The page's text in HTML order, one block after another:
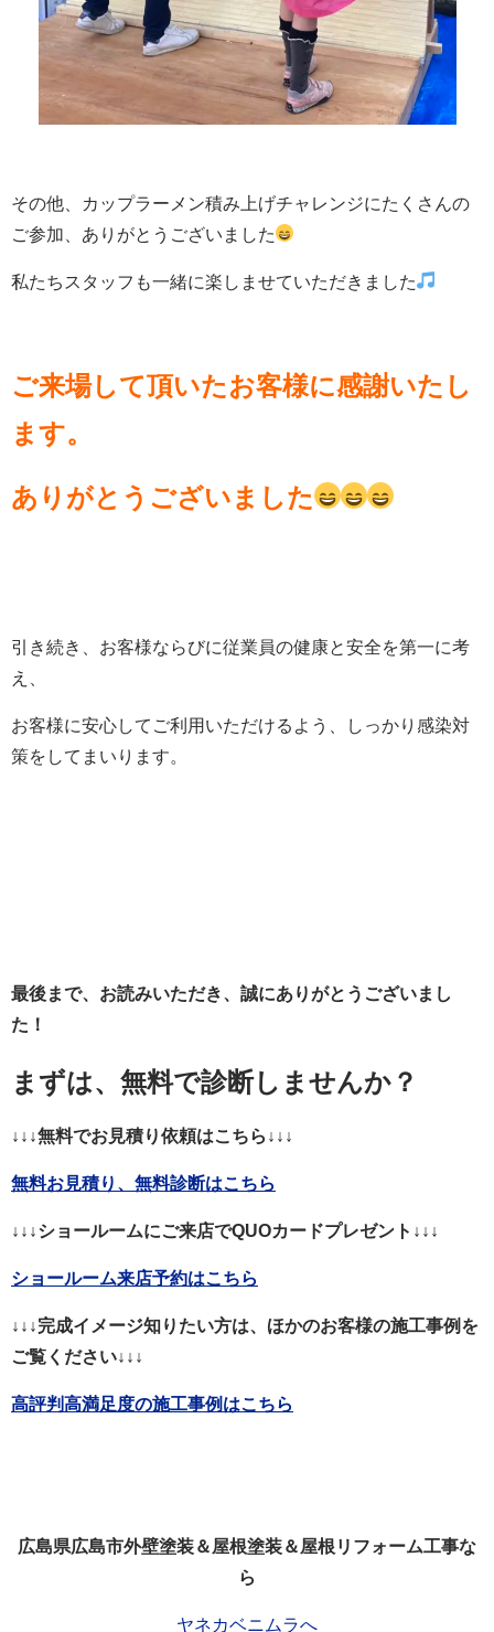
その他、カップラーメン積み上げチャレンジにたくさんの
ご参加、ありがとうございました
私たちスタッフも一緒に楽しませていただきました
ご来場して頂いたお客様に感謝いたし
ます。
ありがとうございました
引き続き、お客様ならびに従業員の健康と安全を第一に考
え、
お客様に安心してご利用いただけるよう、しっかり感染対
策をしてまいります。
最後まで、お読みいただき、誠にありがとうございまし
た！
まずは、無料で診断しませんか？
↓↓↓無料でお見積り依頼はこちら↓↓↓
無料お見積り、無料診断はこちら
↓↓↓ショールームにご来店でQUOカードプレゼント↓↓↓
ショールーム来店予約はこちら
↓↓↓完成イメージ知りたい方は、ほかのお客様の施工事例を
ご覧ください↓↓↓
高評判高満足度の施工事例はこちら
広島県広島市外壁塗装＆屋根塗装＆屋根リフォーム工事な
ら
ヤネカベニムラへ